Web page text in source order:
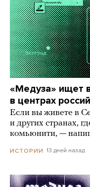
«Медуза» ищет
в центрах
Если вы живете в
и других странах,
комьюнити, —
ИСТОРИИ 13 дней назад